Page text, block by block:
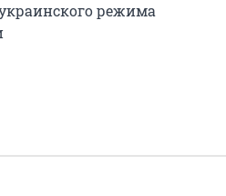
режима